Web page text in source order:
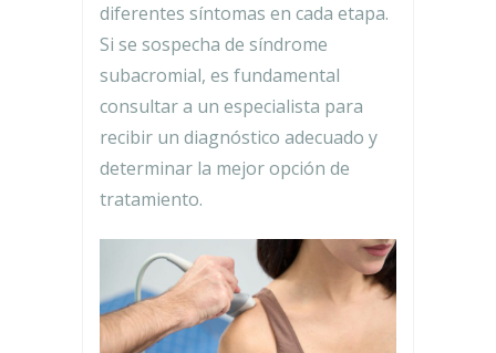
diferentes síntomas en cada etapa.
Si se sospecha de síndrome
subacromial, es fundamental
consultar a un especialista para
recibir un diagnóstico adecuado y
determinar la mejor opción de
tratamiento.